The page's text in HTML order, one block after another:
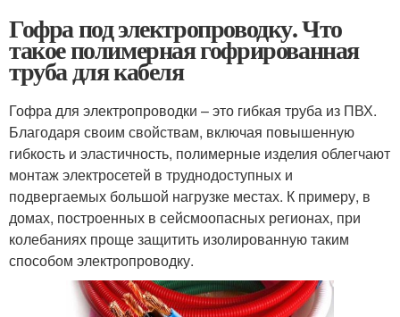
Гофра под электропроводку. Что
такое полимерная гофрированная
труба для кабеля
Гофра для электропроводки – это гибкая труба из ПВХ.
Благодаря своим свойствам, включая повышенную
гибкость и эластичность, полимерные изделия облегчают
монтаж электросетей в труднодоступных и
подвергаемых большой нагрузке местах. К примеру, в
домах, построенных в сейсмоопасных регионах, при
колебаниях проще защитить изолированную таким
способом электропроводку.